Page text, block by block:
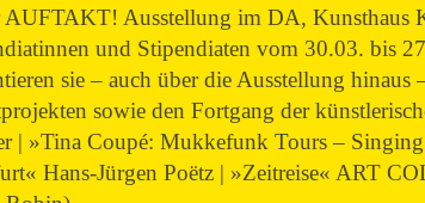
AUFTAKT! Ausstellung im DA, Kunsthaus
und Stipendiaten vom 30.03. bis
sie – auch über die Ausstellung
sowie den Fortgang der
| »Tina Coupé: Mukkefunk Tours –
Hans-Jürgen Poëtz | »Zeitreise« ART